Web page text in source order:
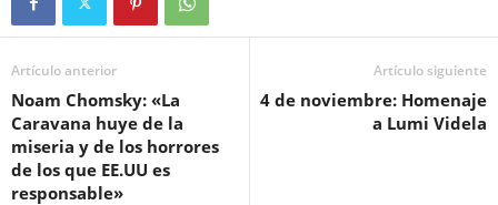
Artículo anterior
Noam Chomsky: «La
Caravana huye de la
miseria y de los horrores
de los que EE.UU es
responsable»
Artículo siguiente
4 de noviembre: Homenaje
a Lumi Videla